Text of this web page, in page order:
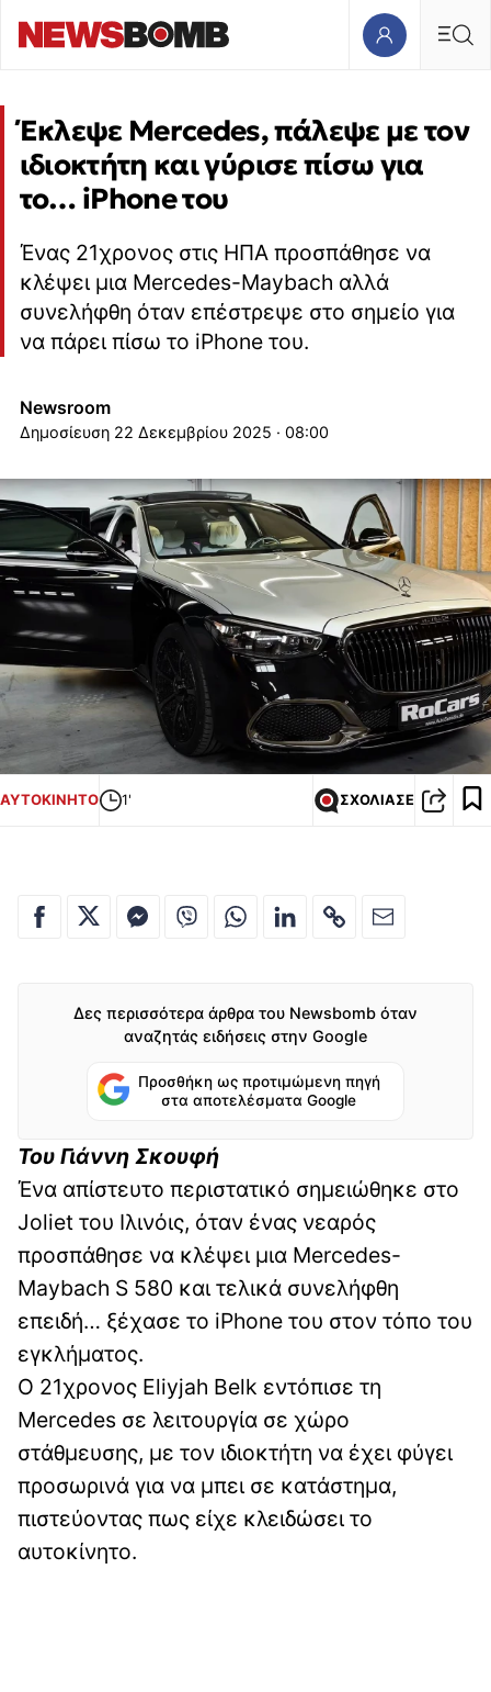
Έκλεψε Mercedes, πάλεψε με τον
ιδιοκτήτη και γύρισε πίσω για
το… iPhone του
Ένας 21χρονος στις ΗΠΑ προσπάθησε να
κλέψει μια Mercedes-Maybach αλλά
συνελήφθη όταν επέστρεψε στο σημείο για
να πάρει πίσω το iPhone του.
Newsroom
22 Δεκεμβρίου 2025 · 08:00
ΑΥΤΟΚΙΝΗΤΟ 1' ΣΧΟΛΙΑΣΕ
Δες περισσότερα άρθρα του Newsbomb όταν
αναζητάς ειδήσεις στην Google
Προσθήκη ως προτιμώμενη πηγή
στα αποτελέσματα Google
Του Γιάννη Σκουφή
Ένα απίστευτο περιστατικό σημειώθηκε στο
Joliet του Ιλινόις, όταν ένας νεαρός
προσπάθησε να κλέψει μια Mercedes-
Maybach S 580 και τελικά συνελήφθη
επειδή… ξέχασε το iPhone του στον τόπο του
εγκλήματος.
Ο 21χρονος Eliyjah Belk εντόπισε τη
Mercedes σε λειτουργία σε χώρο
στάθμευσης, με τον ιδιοκτήτη να έχει φύγει
προσωρινά για να μπει σε κατάστημα,
πιστεύοντας πως είχε κλειδώσει το
αυτοκίνητο.